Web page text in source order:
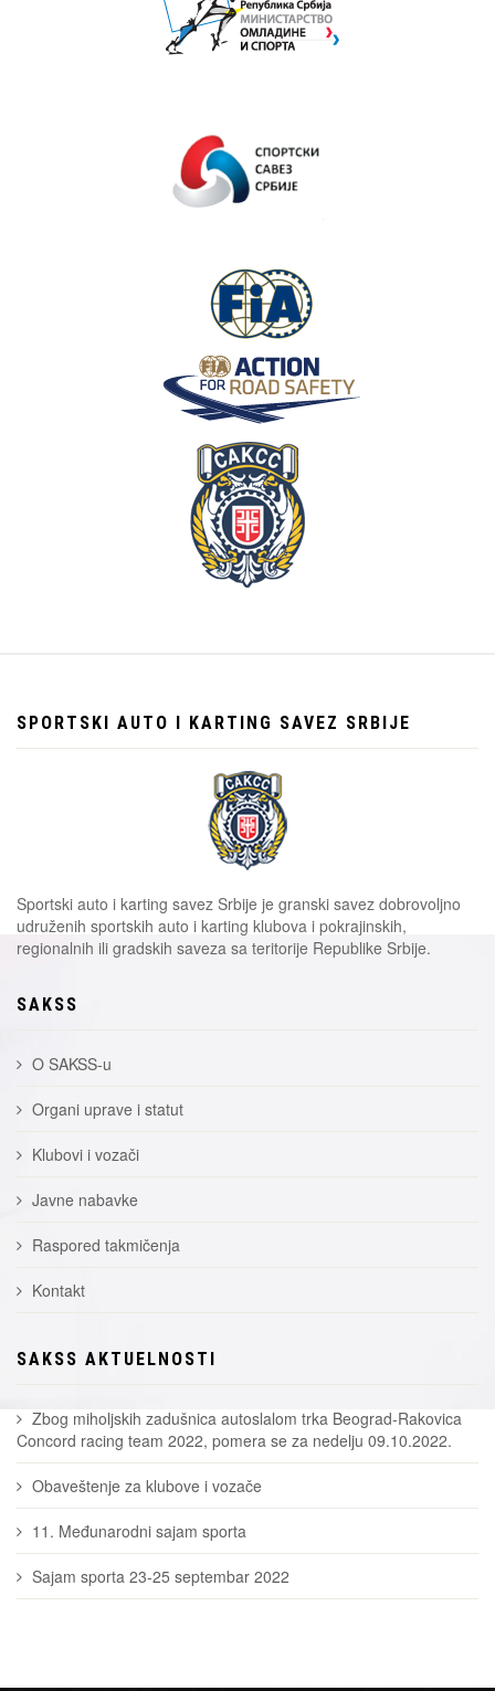
SPORTSKI AUTO I KARTING SAVEZ SRBIJE
Sportski auto i karting savez Srbije je granski savez dobrovoljno
udruženih sportskih auto i karting klubova i pokrajinskih,
regionalnih ili gradskih saveza sa teritorije Republike Srbije.
SAKSS
O SAKSS-u
Organi uprave i statut
Klubovi i vozači
Javne nabavke
Raspored takmičenja
Kontakt
SAKSS AKTUELNOSTI
Zbog miholjskih zadušnica autoslalom trka Beograd-Rakovica
Concord racing team 2022, pomera se za nedelju 09.10.2022.
Obaveštenje za klubove i vozače
11. Međunarodni sajam sporta
Sajam sporta 23-25 septembar 2022